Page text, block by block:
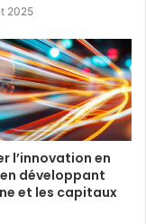
2025
l’innovation en
développant
et les capitaux